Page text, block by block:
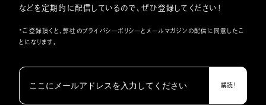
などを定期的に配信しているので、ぜひ登録してください！
*ご登録頂くと、弊社のプライバシーポリシーとメールマガジンの配信に同意したこ
とになります。